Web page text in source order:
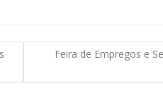
Feira de Empregos e